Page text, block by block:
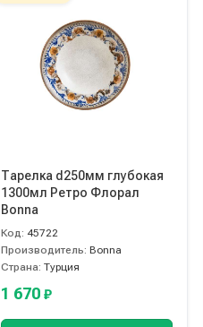
Тарелка d250мм глубокая
1300мл Ретро Флорал
Bonna
Код: 45722
Производитель: Bonna
Страна: Турция
1 670 ₽